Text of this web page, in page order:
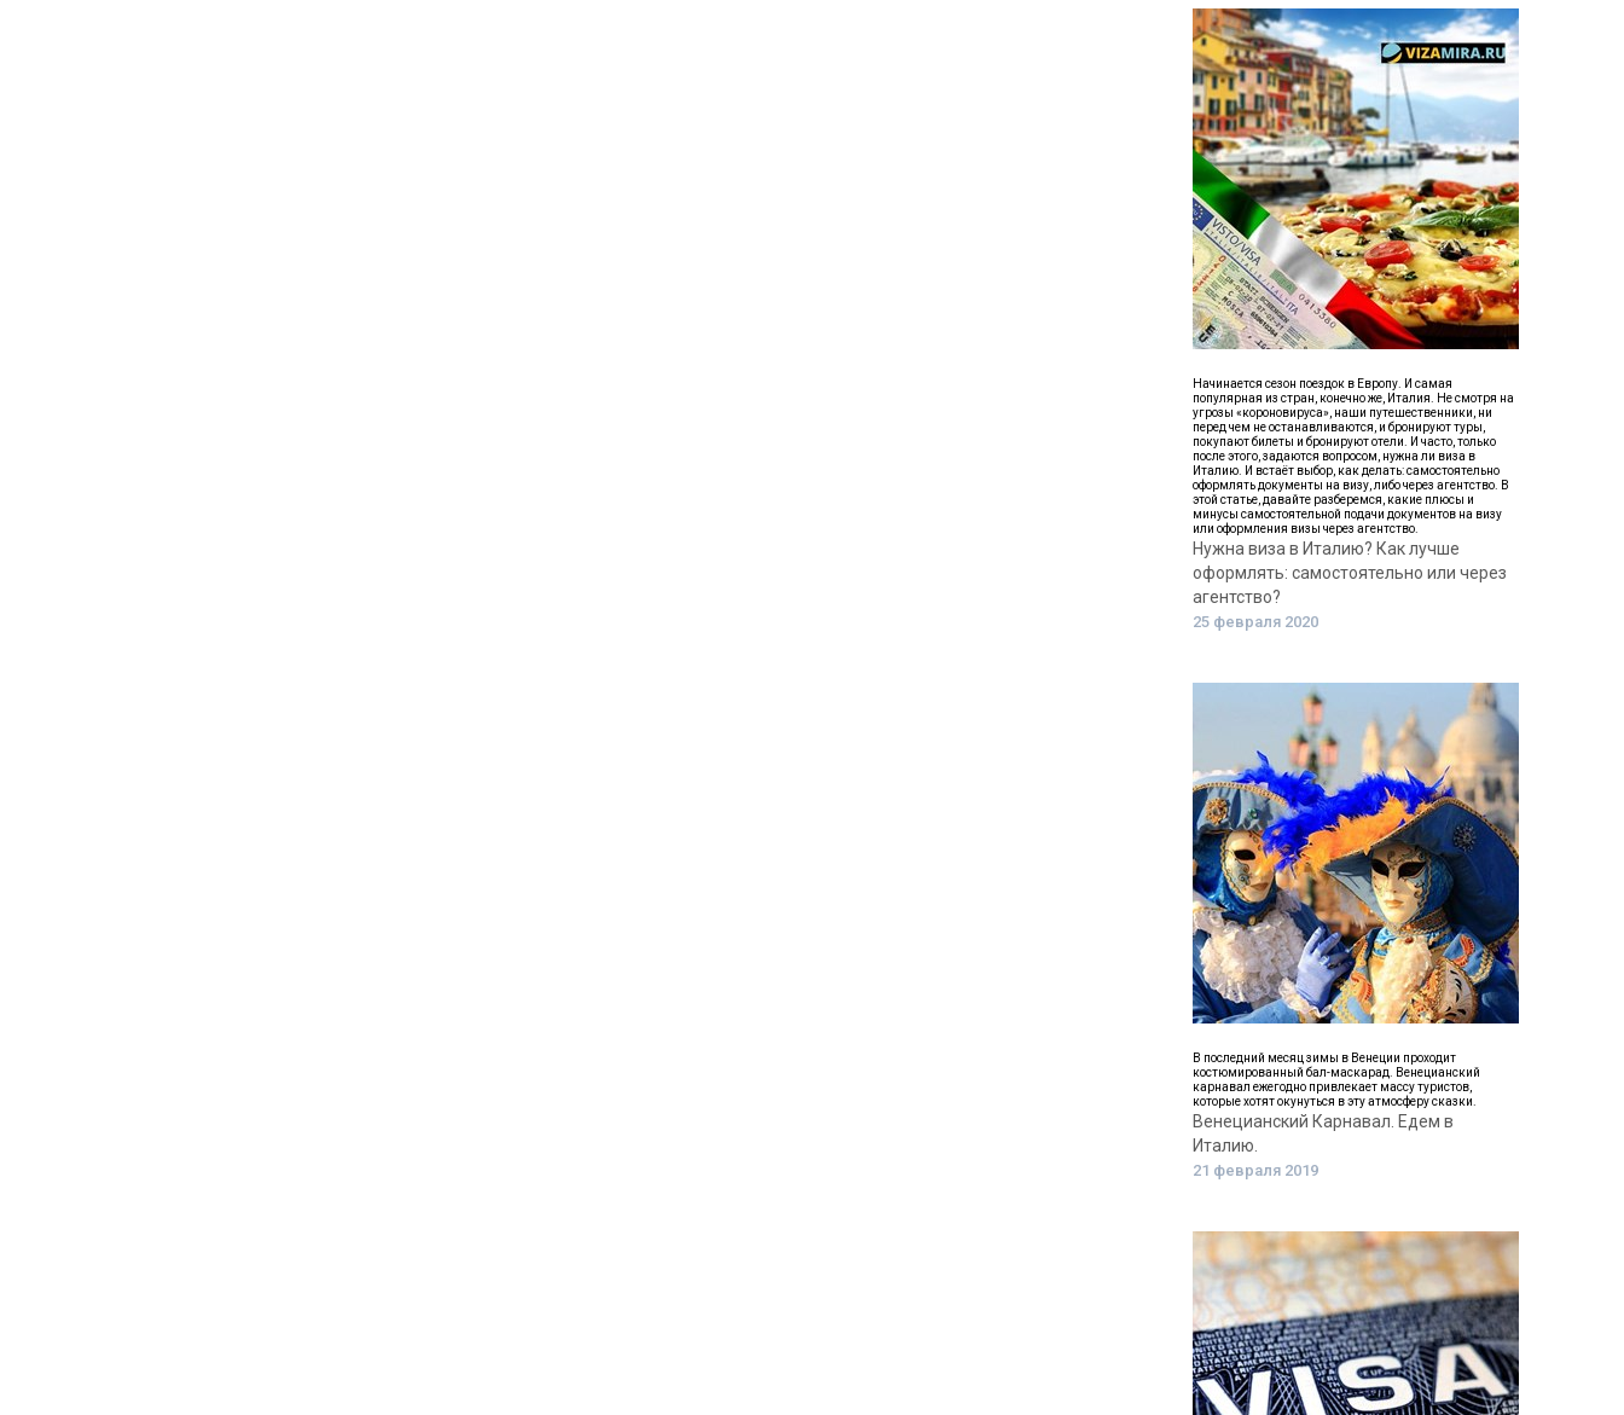
Начинается сезон поездок в Европу. И самая
популярная из стран, конечно же, Италия. Не смотря на
угрозы «короновируса», наши путешественники, ни
перед чем не останавливаются, и бронируют туры,
покупают билеты и бронируют отели. И часто, только
после этого, задаются вопросом, нужна ли виза в
Италию. И встаёт выбор, как делать: самостоятельно
оформлять документы на визу, либо через агентство. В
этой статье, давайте разберемся, какие плюсы и
минусы самостоятельной подачи документов на визу
или оформления визы через агентство.
Нужна виза в Италию? Как лучше
оформлять: самостоятельно или через
агентство?
25 февраля 2020
В последний месяц зимы в Венеции проходит
костюмированный бал-маскарад. Венецианский
карнавал ежегодно привлекает массу туристов,
которые хотят окунуться в эту атмосферу сказки.
Венецианский Карнавал. Едем в
Италию.
21 февраля 2019